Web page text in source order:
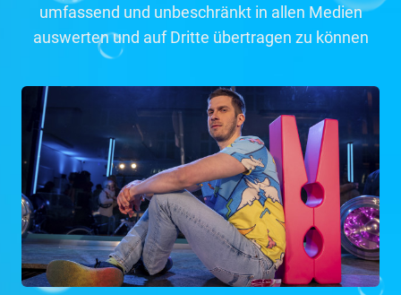
umfassend und unbeschränkt in allen Medien
auswerten und auf Dritte übertragen zu können